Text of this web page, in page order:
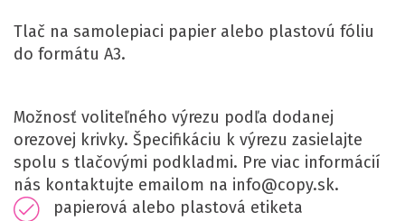
Tlač na samolepiaci papier alebo plastovú fóliu
do formátu A3.
Možnosť voliteľného výrezu podľa dodanej
orezovej krivky. Špecifikáciu k výrezu zasielajte
spolu s tlačovými podkladmi. Pre viac informácií
nás kontaktujte emailom na info@copy.sk.
papierová alebo plastová etiketa